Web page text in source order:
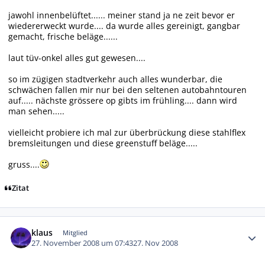
jawohl innenbelüftet...... meiner stand ja ne zeit bevor er
wiedererweckt wurde.... da wurde alles gereinigt, gangbar
gemacht, frische beläge......
laut tüv-onkel alles gut gewesen....
so im zügigen stadtverkehr auch alles wunderbar, die
schwächen fallen mir nur bei den seltenen autobahntouren
auf..... nächste grössere op gibts im frühling.... dann wird
man sehen.....
vielleicht probiere ich mal zur überbrückung diese stahlflex
bremsleitungen und diese greenstuff beläge.....
gruss....
Zitat
klaus Mitglied
27. November 2008 um 07:4327. Nov 2008